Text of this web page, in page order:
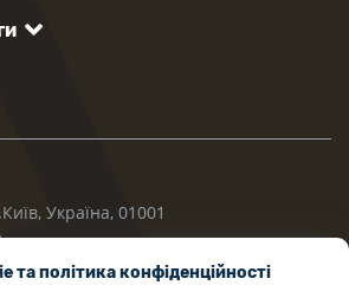
Україна, 01001
та політика конфіденційності